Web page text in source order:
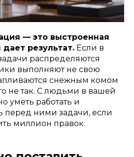
— это выстроенная
результат. Если в
распределяются
выполняют не свою
снежным комом
не так. С людьми в вашей
уметь работать и
перед ними задачи, если
миллион правок.